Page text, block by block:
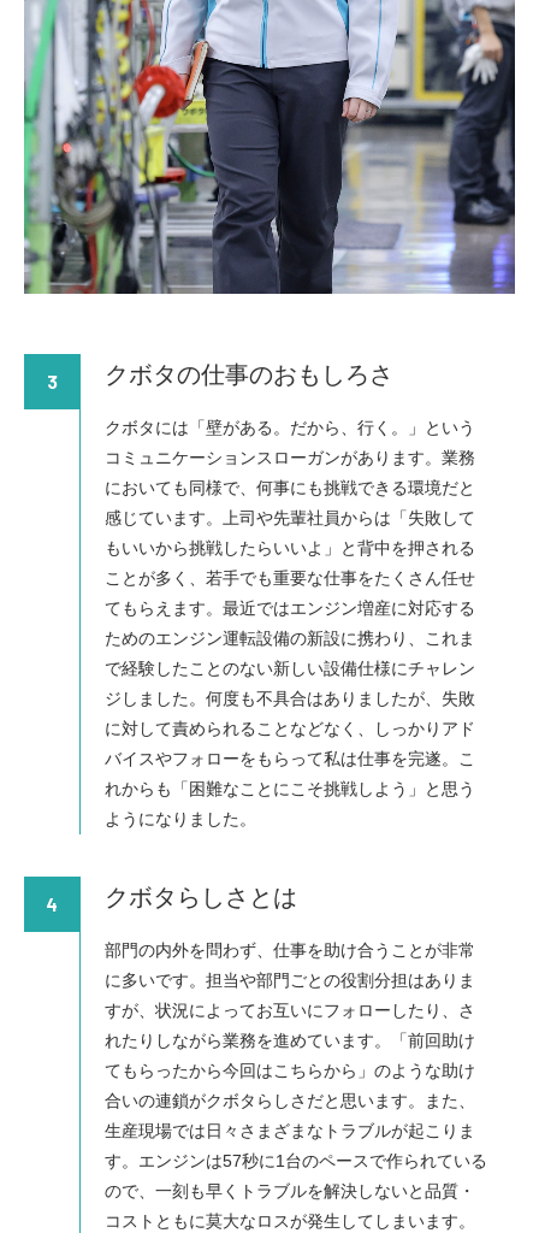
3 クボタの仕事のおもしろさ
クボタには「壁がある。だから、行く。」という
コミュニケーションスローガンがあります。業務
においても同様で、何事にも挑戦できる環境だと
感じています。上司や先輩社員からは「失敗して
もいいから挑戦したらいいよ」と背中を押される
ことが多く、若手でも重要な仕事をたくさん任せ
てもらえます。最近ではエンジン増産に対応する
ためのエンジン運転設備の新設に携わり、これま
で経験したことのない新しい設備仕様にチャレン
ジしました。何度も不具合はありましたが、失敗
に対して責められることなどなく、しっかりアド
バイスやフォローをもらって私は仕事を完遂。こ
れからも「困難なことにこそ挑戦しよう」と思う
ようになりました。
4 クボタらしさとは
部門の内外を問わず、仕事を助け合うことが非常
に多いです。担当や部門ごとの役割分担はありま
すが、状況によってお互いにフォローしたり、さ
れたりしながら業務を進めています。「前回助け
てもらったから今回はこちらから」のような助け
合いの連鎖がクボタらしさだと思います。また、
生産現場では日々さまざまなトラブルが起こりま
す。エンジンは57秒に1台のペースで作られている
ので、一刻も早くトラブルを解決しないと品質・
コストともに莫大なロスが発生してしまいます。